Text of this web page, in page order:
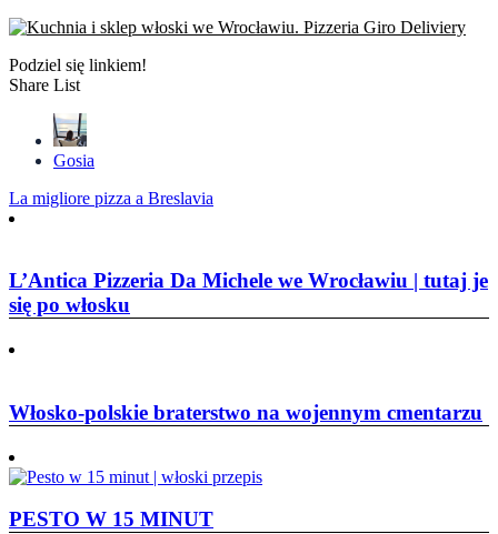
Podziel się linkiem!
Share List
Gosia
Nawigacja
wpisu
La migliore pizza a Breslavia
L’Antica Pizzeria Da Michele we Wrocławiu | tutaj je
się po włosku
Włosko-polskie braterstwo na wojennym cmentarzu
PESTO W 15 MINUT